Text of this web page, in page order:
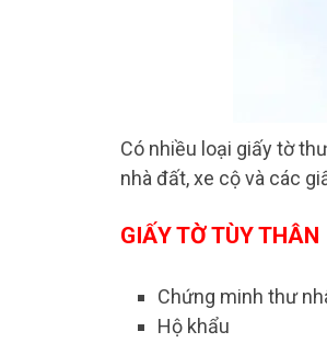
Có nhiều loại giấy tờ
nhà đất, xe cộ và các
GIẤY TỜ TÙY THÂN
Chứng minh thư
Hộ khẩu